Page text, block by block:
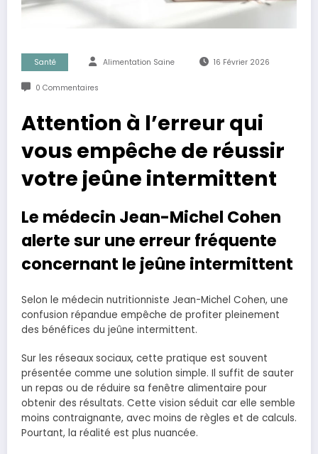
Santé Alimentation Saine 16 Février 2026
0 Commentaires
Attention à l’erreur qui
vous empêche de réussir
votre jeûne intermittent
Le médecin Jean-Michel Cohen
alerte sur une erreur fréquente
concernant le jeûne intermittent
Selon le médecin nutritionniste Jean-Michel Cohen, une
confusion répandue empêche de profiter pleinement
des bénéfices du jeûne intermittent.
Sur les réseaux sociaux, cette pratique est souvent
présentée comme une solution simple. Il suffit de sauter
un repas ou de réduire sa fenêtre alimentaire pour
obtenir des résultats. Cette vision séduit car elle semble
moins contraignante, avec moins de règles et de calculs.
Pourtant, la réalité est plus nuancée.